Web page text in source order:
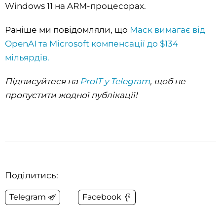
Windows 11 на ARM-процесорах.
Раніше ми повідомляли, що Маск вимагає від
OpenAI та Microsoft компенсації до $134
мільярдів.
Підписуйтеся на ProIT у Telegram, щоб не
пропустити жодної публікації!
Поділитись:
Telegram Facebook